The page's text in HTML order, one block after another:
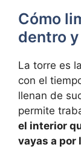
Cómo
dentro
La torre es
con el
llenan de
permite
el interior
vayas a por